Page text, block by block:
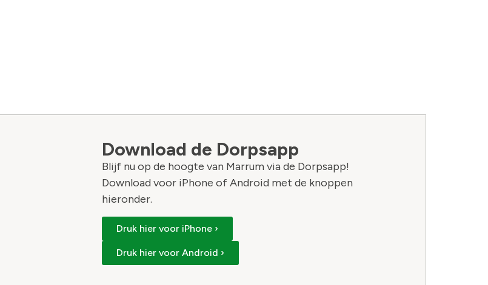
Download de Dorpsapp
Blijf nu op de hoogte van Marrum via de Dorpsapp!
Download voor iPhone of Android met de knoppen
hieronder.
Druk hier voor iPhone ›
Druk hier voor Android ›